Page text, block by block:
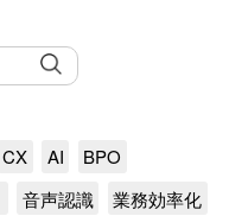
CX AI
BPO
音声認識 業務効率化